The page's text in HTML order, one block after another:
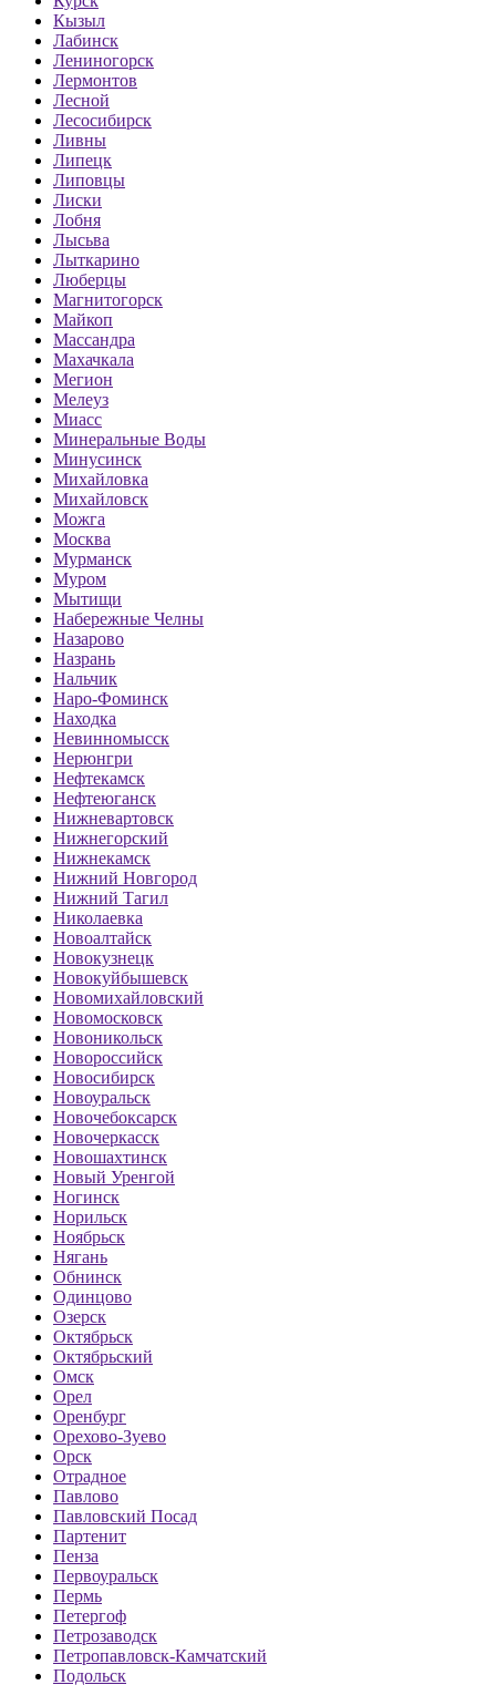
Кызыл
Лабинск
Лениногорск
Лермонтов
Лесной
Лесосибирск
Ливны
Липецк
Липовцы
Лиски
Лобня
Лысьва
Лыткарино
Люберцы
Магнитогорск
Майкоп
Массандра
Махачкала
Мегион
Мелеуз
Миасс
Минеральные Воды
Минусинск
Михайловка
Михайловск
Можга
Москва
Мурманск
Муром
Мытищи
Набережные Челны
Назарово
Назрань
Нальчик
Наро-Фоминск
Находка
Невинномысск
Нерюнгри
Нефтекамск
Нефтеюганск
Нижневартовск
Нижнегорский
Нижнекамск
Нижний Новгород
Нижний Тагил
Николаевка
Новоалтайск
Новокузнецк
Новокуйбышевск
Новомихайловский
Новомосковск
Новоникольск
Новороссийск
Новосибирск
Новоуральск
Новочебоксарск
Новочеркасск
Новошахтинск
Новый Уренгой
Ногинск
Норильск
Ноябрьск
Нягань
Обнинск
Одинцово
Озерск
Октябрьск
Октябрьский
Омск
Орел
Оренбург
Орехово-Зуево
Орск
Отрадное
Павлово
Павловский Посад
Партенит
Пенза
Первоуральск
Пермь
Петергоф
Петрозаводск
Петропавловск-Камчатский
Подольск